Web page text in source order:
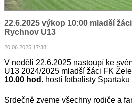
22.6.2025 výkop 10:00 mladší
Rychnov U13
20.06.2025 17:38
V neděli 22.6.2025 nastoupí ke
U13 2024/2025 mladší žáci FK
10.00 hod.hostí fotbalisty Spartaku
Srdečně zveme všechny rodiče a